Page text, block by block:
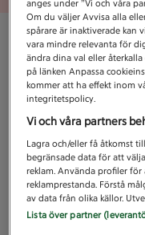
anges under ”Vi och våra
Om du väljer Avvisa alla
spårare är inaktiverade kan
vara mindre relevanta för
ändra dina val eller
på länken Anpassa
kommer att ha effekt inom
integritetspolicy.
Vi och våra partners
Lagra och/eller få åtkomst
begränsade data för att
reklam. Använda profiler för
reklamprestanda. Förstå
av data från olika källor.
Lista över partner